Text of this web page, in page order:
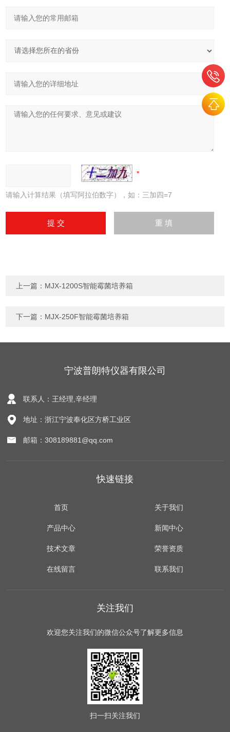
请输入计算结果（填写阿拉伯数字），如：三加四=7
上一篇： MJX-1200S智能霉菌培养箱
下一篇： MJX-250F智能霉菌培养箱
宁波普朗特仪器有限公司
联系人：王经理,辛经理
地址：浙江宁波奉化区方桥工业区
邮箱：308189881@qq.com
快速链接
首页 关于我们
产品中心 新闻中心
技术文章 荣誉资质
在线留言 联系我们
关注我们
欢迎您关注我们的微信公众号了解更多信息
扫一扫关注我们